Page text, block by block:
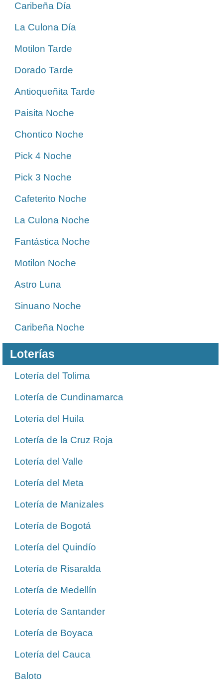
Caribeña Día
La Culona Día
Motilon Tarde
Dorado Tarde
Antioqueñita Tarde
Paisita Noche
Chontico Noche
Pick 4 Noche
Pick 3 Noche
Cafeterito Noche
La Culona Noche
Fantástica Noche
Motilon Noche
Astro Luna
Sinuano Noche
Caribeña Noche
Loterías
Lotería del Tolima
Lotería de Cundinamarca
Lotería del Huila
Lotería de la Cruz Roja
Lotería del Valle
Lotería del Meta
Lotería de Manizales
Lotería de Bogotá
Lotería del Quindío
Lotería de Risaralda
Lotería de Medellín
Lotería de Santander
Lotería de Boyaca
Lotería del Cauca
Baloto